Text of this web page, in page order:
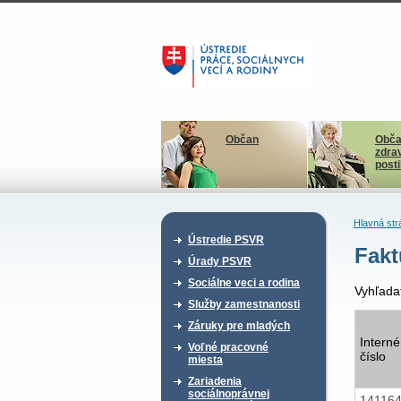
Občan
Ústredie PSVR
Úrady PSVR
Sociálne veci a rodina
Služby zamestnanosti
Záruky pre mladých
Voľné pracovné
miesta
Zariadenia
sociálnoprávnej
Hlavná
Interné
číslo